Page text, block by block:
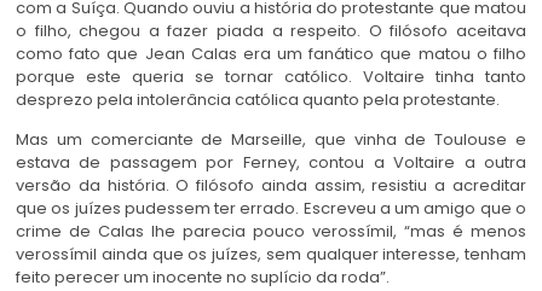
com a Suíça. Quando ouviu a história do protestante que matou
o filho, chegou a fazer piada a respeito. O filósofo aceitava
como fato que Jean Calas era um fanático que matou o filho
porque este queria se tornar católico. Voltaire tinha tanto
desprezo pela intolerância católica quanto pela protestante.
Mas um comerciante de Marseille, que vinha de Toulouse e
estava de passagem por Ferney, contou a Voltaire a outra
versão da história. O filósofo ainda assim, resistiu a acreditar
que os juízes pudessem ter errado. Escreveu a um amigo que o
crime de Calas lhe parecia pouco verossímil, “mas é menos
verossímil ainda que os juízes, sem qualquer interesse, tenham
feito perecer um inocente no suplício da roda”.